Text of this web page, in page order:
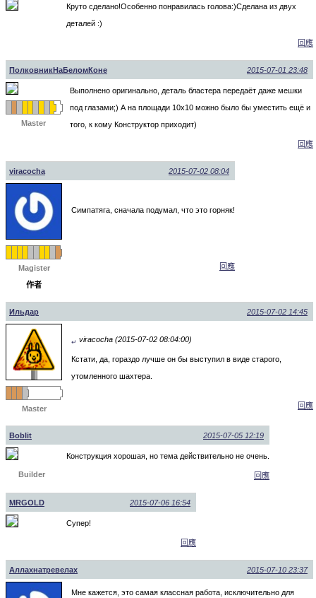
Круто сделано!Особенно понравилась голова:)Сделана из двух
деталей :)
回應
ПолковникНаБеломКоне 2015-07-01 23:48
Master
Выполнено оригинально, деталь бластера передаёт даже мешки
под глазами;) А на площади 10х10 можно было бы уместить ещё и
того, к кому Конструктор приходит)
回應
viracocha 2015-07-02 08:04
Magister
作者
Симпатяга, сначала подумал, что это горняк!
回應
Ильдар 2015-07-02 14:45
Master
↵ viracocha (2015-07-02 08:04:00)
Кстати, да, гораздо лучше он бы выступил в виде старого,
утомленного шахтера.
回應
Boblit 2015-07-05 12:19
Builder
Конструкция хорошая, но тема действительно не очень.
回應
MRGOLD 2015-07-06 16:54
Супер!
回應
Аллахнатревелах 2015-07-10 23:37
Мне кажется, это самая классная работа, исключительно для